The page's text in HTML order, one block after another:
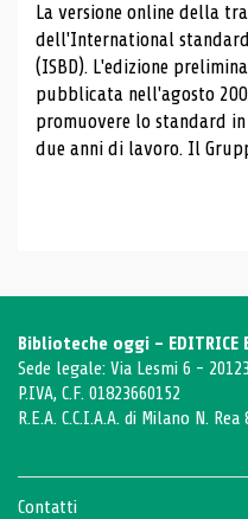
La versione online della
dell'International
(ISBD). L'edizione
pubblicata nell'agosto
promuovere lo standard
due anni di lavoro. Il
Biblioteche oggi - EDITRICE
Sede legale: Via Lesmi 6 -
P.IVA, C.F. 01823660152
R.E.A. C.C.I.A.A. di Milano N. Rea
Contatti